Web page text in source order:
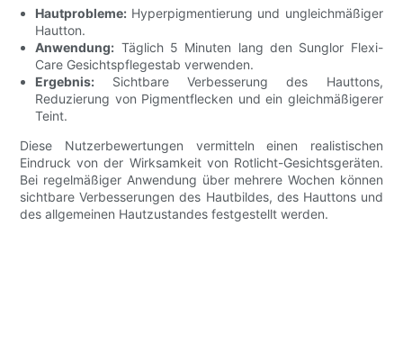
Hautprobleme: Hyperpigmentierung und ungleichmäßiger
Hautton.
Anwendung: Täglich 5 Minuten lang den Sunglor Flexi-
Care Gesichtspflegestab verwenden.
Ergebnis: Sichtbare Verbesserung des Hauttons,
Reduzierung von Pigmentflecken und ein gleichmäßigerer
Teint.
Diese Nutzerbewertungen vermitteln einen realistischen
Eindruck von der Wirksamkeit von Rotlicht-Gesichtsgeräten.
Bei regelmäßiger Anwendung über mehrere Wochen können
sichtbare Verbesserungen des Hautbildes, des Hauttons und
des allgemeinen Hautzustandes festgestellt werden.